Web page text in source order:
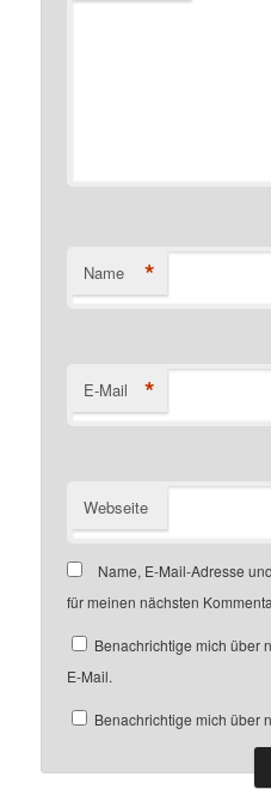
Name *
E-Mail *
Webseite
Name, E-Mail-Adresse
für meinen nächsten
Benachrichtige mich über
E-Mail.
Benachrichtige mich über